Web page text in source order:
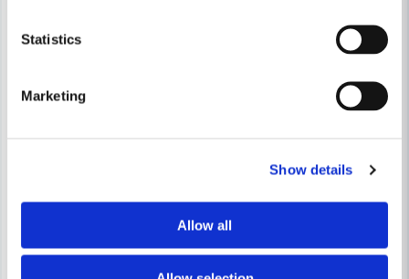
Statistics
Marketing
Show details
Allow all
DeWalt DCB126G Batteri 12V XR 5,0Ah GFN
DeWalt DCB184P2 Batteriset
2 704 kr
2 269 kr